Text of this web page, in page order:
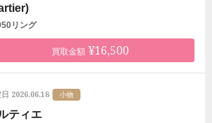
リング
買取金額 ¥16,500
2026.06.18 小物
ティエ